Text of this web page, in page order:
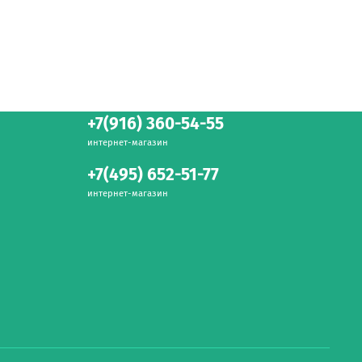
+7(916) 360-54-55
интернет-магазин
+7(495) 652-51-77
интернет-магазин